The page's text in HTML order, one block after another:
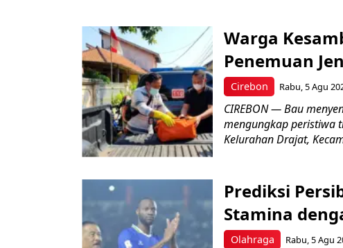
Cirebon
Warga
Penemuan
Rabu, 5 Agu
CIREBON — Bau
mengungkap peristiwa
Kelurahan Drajat,
Olahraga
Prediksi
Stamina
Rabu, 5 Agu